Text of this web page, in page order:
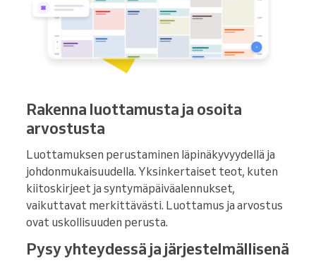
Rakenna luottamusta ja osoita
arvostusta
Luottamuksen perustaminen läpinäkyvyydellä ja
johdonmukaisuudella. Yksinkertaiset teot, kuten
kiitoskirjeet ja syntymäpäiväalennukset,
vaikuttavat merkittävästi. Luottamus ja arvostus
ovat uskollisuuden perusta.
Pysy yhteydessä ja järjestelmällisenä